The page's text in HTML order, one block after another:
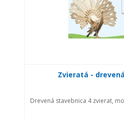
Zvieratá -
Drevená stavebnica 4 zvierat,